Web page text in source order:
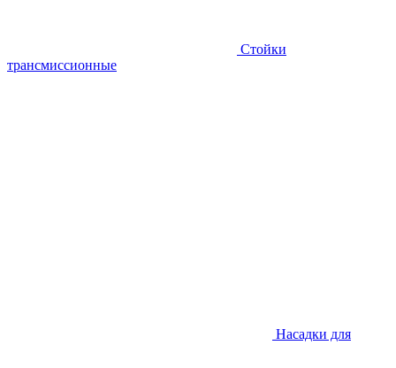
Стойки
трансмиссионные
Насадки для